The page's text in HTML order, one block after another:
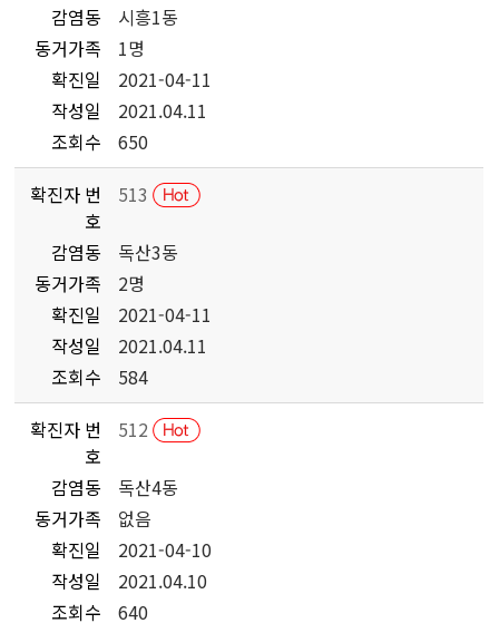
감염동
시흥1동
동거가족
1명
확진일
2021-04-11
작성일
2021.04.11
조회수
650
확진자 번
호
513
감염동
독산3동
동거가족
2명
확진일
2021-04-11
작성일
2021.04.11
조회수
584
확진자 번
호
512
감염동
독산4동
동거가족
없음
확진일
2021-04-10
작성일
2021.04.10
조회수
640